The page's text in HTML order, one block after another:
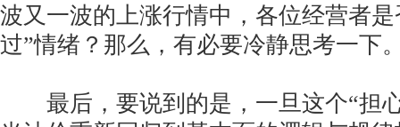
波又一波的上涨行情中，各位经营者
过”情绪？那么，有必要冷静思考一下
最后，要说到的是，一旦这个“担